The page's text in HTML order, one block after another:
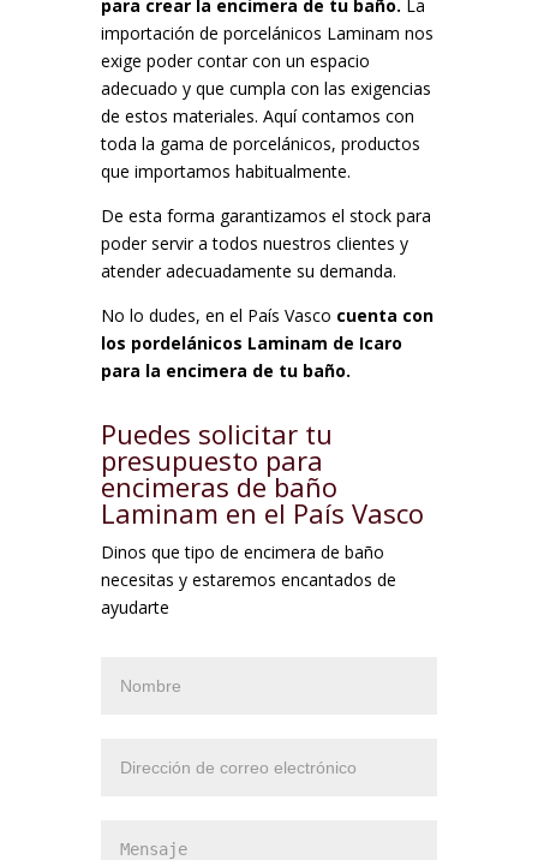
para crear la encimera de tu baño. La
importación de porcelánicos Laminam nos
exige poder contar con un espacio
adecuado y que cumpla con las exigencias
de estos materiales. Aquí contamos con
toda la gama de porcelánicos, productos
que importamos habitualmente.
De esta forma garantizamos el stock para
poder servir a todos nuestros clientes y
atender adecuadamente su demanda.
No lo dudes, en el País Vasco cuenta con
los pordelánicos Laminam de Icaro
para la encimera de tu baño.
Puedes solicitar tu
presupuesto para
encimeras de baño
Laminam en el País Vasco
Dinos que tipo de encimera de baño
necesitas y estaremos encantados de
ayudarte